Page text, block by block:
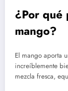
¿Por qué
mango?
El mango aporta
increíblemente
mezcla fresca,